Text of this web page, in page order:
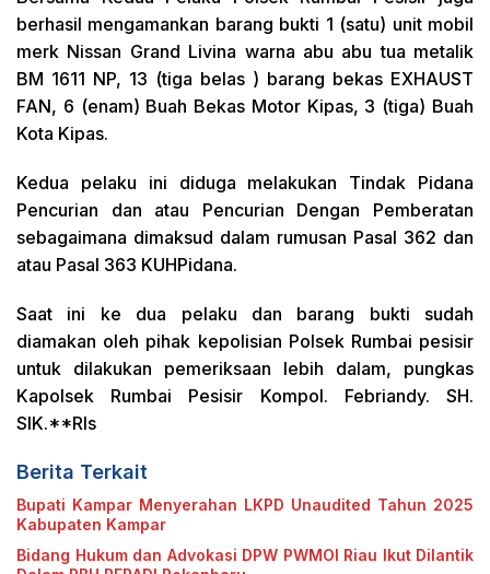
berhasil mengamankan barang bukti 1 (satu) unit mobil
merk Nissan Grand Livina warna abu abu tua metalik
BM 1611 NP, 13 (tiga belas ) barang bekas EXHAUST
FAN, 6 (enam) Buah Bekas Motor Kipas, 3 (tiga) Buah
Kota Kipas.
Kedua pelaku ini diduga melakukan Tindak Pidana
Pencurian dan atau Pencurian Dengan Pemberatan
sebagaimana dimaksud dalam rumusan Pasal 362 dan
atau Pasal 363 KUHPidana.
Saat ini ke dua pelaku dan barang bukti sudah
diamakan oleh pihak kepolisian Polsek Rumbai pesisir
untuk dilakukan pemeriksaan lebih dalam, pungkas
Kapolsek Rumbai Pesisir Kompol. Febriandy. SH.
SIK.**Rls
Berita Terkait
Bupati Kampar Menyerahan LKPD Unaudited Tahun 2025
Kabupaten Kampar
Bidang Hukum dan Advokasi DPW PWMOI Riau Ikut Dilantik